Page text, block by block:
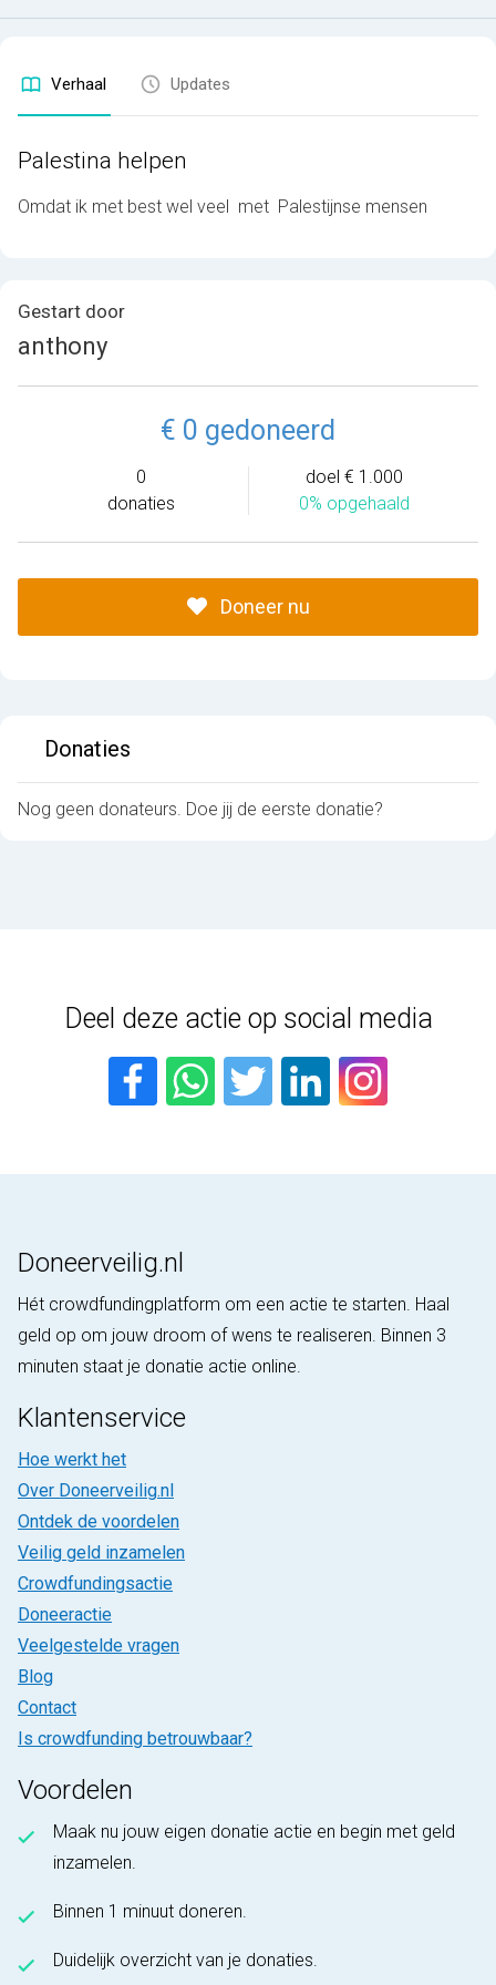
Verhaal Updates
Palestina helpen
Omdat ik met best wel veel met Palestijnse mensen
Gestart door
anthony
€ 0 gedoneerd
0
donaties
doel € 1.000
0% opgehaald
Doneer nu
Donaties
Nog geen donateurs. Doe jij de eerste donatie?
Deel deze actie op social media
Doneerveilig.nl
Hét crowdfundingplatform om een actie te starten. Haal
geld op om jouw droom of wens te realiseren. Binnen 3
minuten staat je donatie actie online.
Klantenservice
Hoe werkt het
Over Doneerveilig.nl
Ontdek de voordelen
Veilig geld inzamelen
Crowdfundingsactie
Doneeractie
Veelgestelde vragen
Blog
Contact
Is crowdfunding betrouwbaar?
Voordelen
Maak nu jouw eigen donatie actie en begin met geld
inzamelen.
Binnen 1 minuut doneren.
Duidelijk overzicht van je donaties.